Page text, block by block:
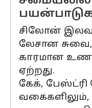
சிலோன்
லேசான
காரமான
ஏற்றது.
கேக்,
வகைகளிலும்,